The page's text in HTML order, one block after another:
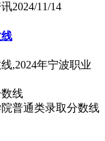
2024/11/14
,2024年宁波职业
普通类录取分数线